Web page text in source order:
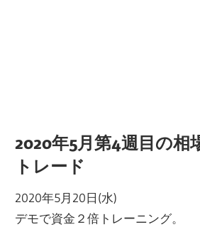
2020年5月第4週目の
トレード
2020年5月20日(水)
デモで資金２倍トレーニング。